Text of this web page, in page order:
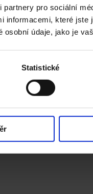
pro sociální
informacemi, které
údaje, jako je
Statistické
Tato promoakce
cardo@promotion-